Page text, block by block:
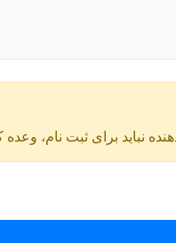
نباید برای ثبت نام،